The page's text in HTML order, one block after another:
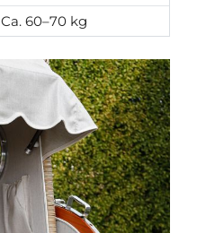
Ca. 60–70 kg